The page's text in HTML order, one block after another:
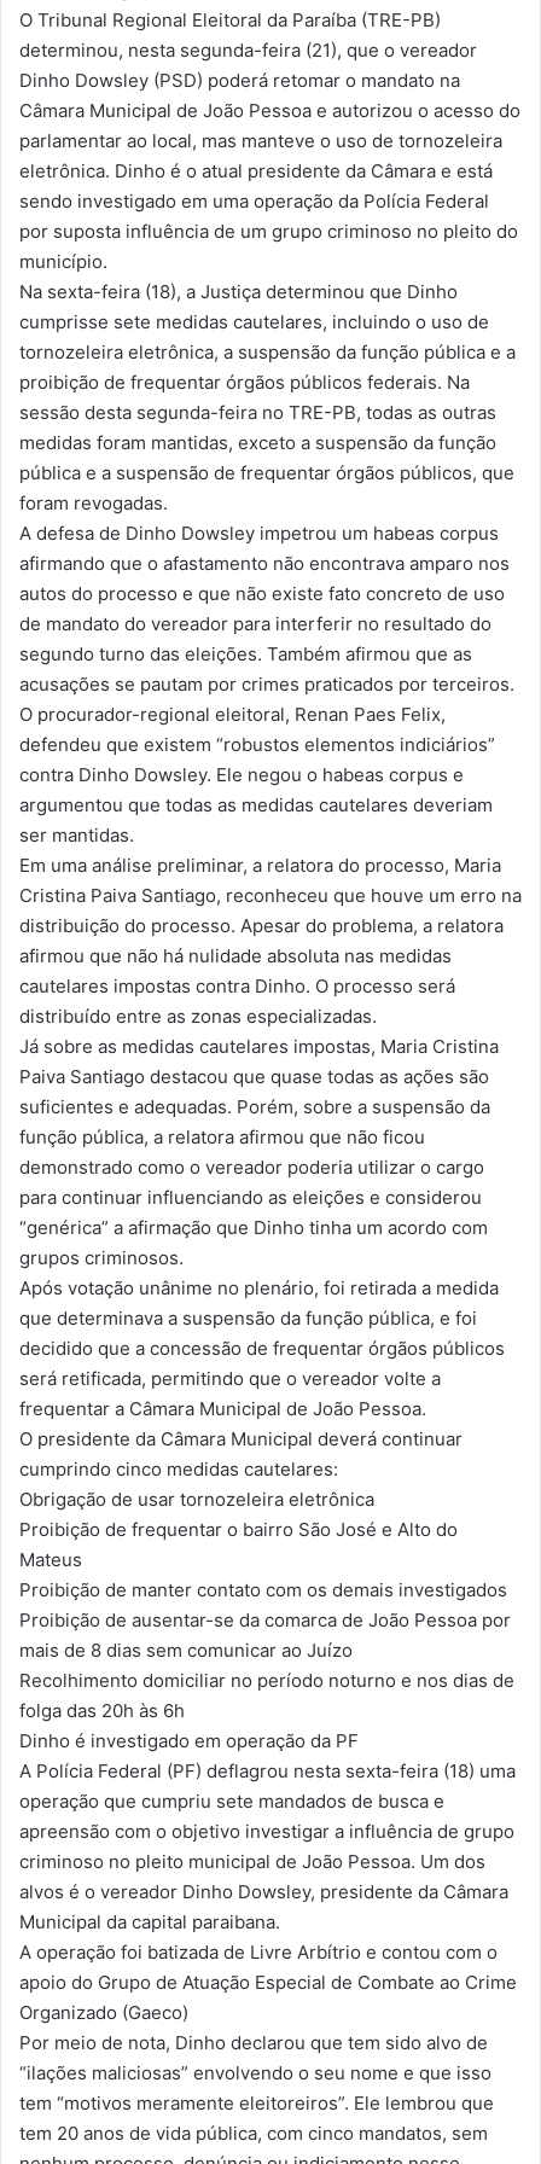
O Tribunal Regional Eleitoral da Paraíba (TRE-PB)
determinou, nesta segunda-feira (21), que o vereador
Dinho Dowsley (PSD) poderá retomar o mandato na
Câmara Municipal de João Pessoa e autorizou o acesso do
parlamentar ao local, mas manteve o uso de tornozeleira
eletrônica. Dinho é o atual presidente da Câmara e está
sendo investigado em uma operação da Polícia Federal
por suposta influência de um grupo criminoso no pleito do
município.
Na sexta-feira (18), a Justiça determinou que Dinho
cumprisse sete medidas cautelares, incluindo o uso de
tornozeleira eletrônica, a suspensão da função pública e a
proibição de frequentar órgãos públicos federais. Na
sessão desta segunda-feira no TRE-PB, todas as outras
medidas foram mantidas, exceto a suspensão da função
pública e a suspensão de frequentar órgãos públicos, que
foram revogadas.
A defesa de Dinho Dowsley impetrou um habeas corpus
afirmando que o afastamento não encontrava amparo nos
autos do processo e que não existe fato concreto de uso
de mandato do vereador para interferir no resultado do
segundo turno das eleições. Também afirmou que as
acusações se pautam por crimes praticados por terceiros.
O procurador-regional eleitoral, Renan Paes Felix,
defendeu que existem “robustos elementos indiciários”
contra Dinho Dowsley. Ele negou o habeas corpus e
argumentou que todas as medidas cautelares deveriam
ser mantidas.
Em uma análise preliminar, a relatora do processo, Maria
Cristina Paiva Santiago, reconheceu que houve um erro na
distribuição do processo. Apesar do problema, a relatora
afirmou que não há nulidade absoluta nas medidas
cautelares impostas contra Dinho. O processo será
distribuído entre as zonas especializadas.
Já sobre as medidas cautelares impostas, Maria Cristina
Paiva Santiago destacou que quase todas as ações são
suficientes e adequadas. Porém, sobre a suspensão da
função pública, a relatora afirmou que não ficou
demonstrado como o vereador poderia utilizar o cargo
para continuar influenciando as eleições e considerou
“genérica” a afirmação que Dinho tinha um acordo com
grupos criminosos.
Após votação unânime no plenário, foi retirada a medida
que determinava a suspensão da função pública, e foi
decidido que a concessão de frequentar órgãos públicos
será retificada, permitindo que o vereador volte a
frequentar a Câmara Municipal de João Pessoa.
O presidente da Câmara Municipal deverá continuar
cumprindo cinco medidas cautelares:
Obrigação de usar tornozeleira eletrônica
Proibição de frequentar o bairro São José e Alto do
Mateus
Proibição de manter contato com os demais investigados
Proibição de ausentar-se da comarca de João Pessoa por
mais de 8 dias sem comunicar ao Juízo
Recolhimento domiciliar no período noturno e nos dias de
folga das 20h às 6h
Dinho é investigado em operação da PF
A Polícia Federal (PF) deflagrou nesta sexta-feira (18) uma
operação que cumpriu sete mandados de busca e
apreensão com o objetivo investigar a influência de grupo
criminoso no pleito municipal de João Pessoa. Um dos
alvos é o vereador Dinho Dowsley, presidente da Câmara
Municipal da capital paraibana.
A operação foi batizada de Livre Arbítrio e contou com o
apoio do Grupo de Atuação Especial de Combate ao Crime
Organizado (Gaeco)
Por meio de nota, Dinho declarou que tem sido alvo de
“ilações maliciosas” envolvendo o seu nome e que isso
tem “motivos meramente eleitoreiros”. Ele lembrou que
tem 20 anos de vida pública, com cinco mandatos, sem